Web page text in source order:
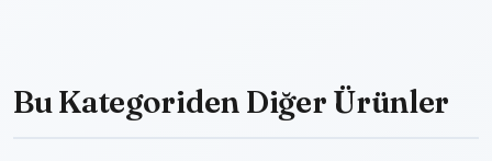
Bu Kategoriden Diğer Ürünler